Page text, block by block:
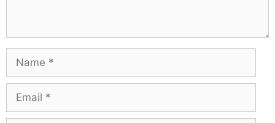
Name
Email